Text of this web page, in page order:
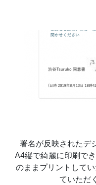
署名が反映されたデ
A4縦で綺麗に印刷で
のままプリントして
ていただ